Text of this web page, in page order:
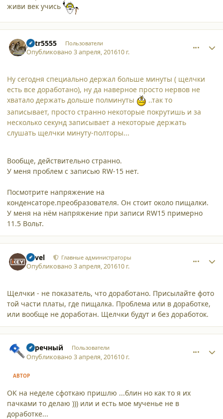
живи век учись
petr5555 Пользователи
Опубликовано3 апреля, 201610 г.
Ну сегодня специально держал больше минуты ( щелчки
есть все доработано), ну да наверное просто нервов не
хватало держать дольше полминуты
..так то
записывает, просто странно некоторые покрутишь и за
несколько секунд записывает а некоторые держать
слушать щелчки минуту-полторы...
Вообще, действительно странно.
У меня проблем с записью RW-15 нет.
Посмотрите напряжение на
конденсаторе.преобразователя. Он стоит около пищалки.
У меня на нём напряжение при записи RW15 примерно
11.5 Вольт.
Pavel Главные администраторы
Опубликовано3 апреля, 201610 г.
Щелчки - не показатель, что доработано. Присылайте фото
той части платы, где пищалка. Проблема или в доработке,
или вообще не доработан. Щелчки будут и без доработок.
Заречный Пользователи
Опубликовано3 апреля, 201610 г.
АВТОР
OK на неделе сфоткаю пришлю ...блин но как то я их
пачками то делаю ))) или и есть мое мученье не в
доработке...